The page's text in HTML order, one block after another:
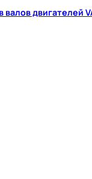
двигателей